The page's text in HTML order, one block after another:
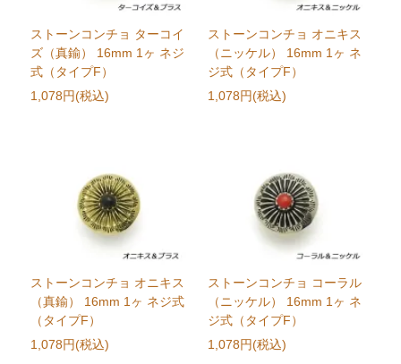
ストーンコンチョ ターコイ
ズ（真鍮） 16mm 1ヶ ネジ
式（タイプF）
1,078円(税込)
ストーンコンチョ オニキス
（ニッケル） 16mm 1ヶ ネ
ジ式（タイプF）
1,078円(税込)
ストーンコンチョ オニキス
（真鍮） 16mm 1ヶ ネジ式
（タイプF）
1,078円(税込)
ストーンコンチョ コーラル
（ニッケル） 16mm 1ヶ ネ
ジ式（タイプF）
1,078円(税込)